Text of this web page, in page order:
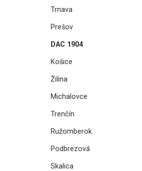
Trnava
Prešov
DAC 1904
Košice
Žilina
Michalovce
Trenčín
Ružomberok
Podbrezová
Skalica